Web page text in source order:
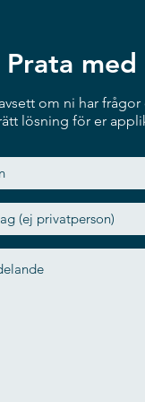
Prata
om ni har
lösning för er